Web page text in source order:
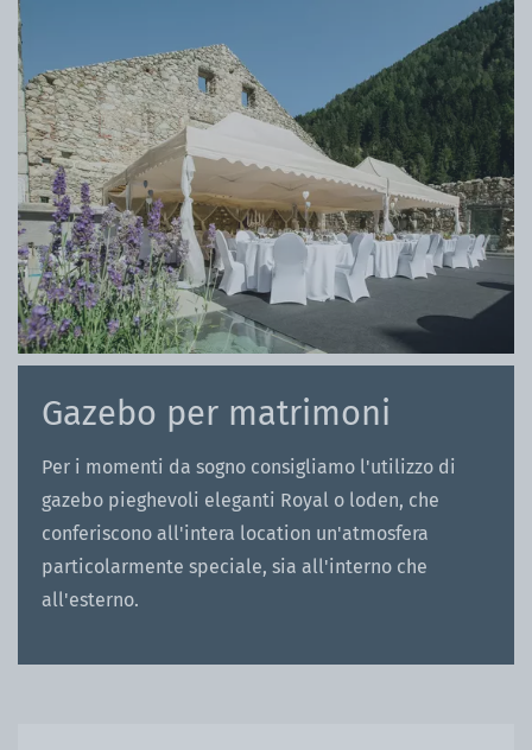
Gazebo per matrimoni
Per i momenti da sogno consigliamo l'utilizzo di
gazebo pieghevoli eleganti Royal o loden, che
conferiscono all'intera location un'atmosfera
particolarmente speciale, sia all'interno che
all'esterno.